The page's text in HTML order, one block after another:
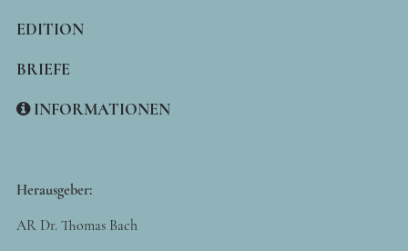
EDITION
BRIEFE
INFORMATIONEN
Herausgeber:
AR Dr. Thomas Bach